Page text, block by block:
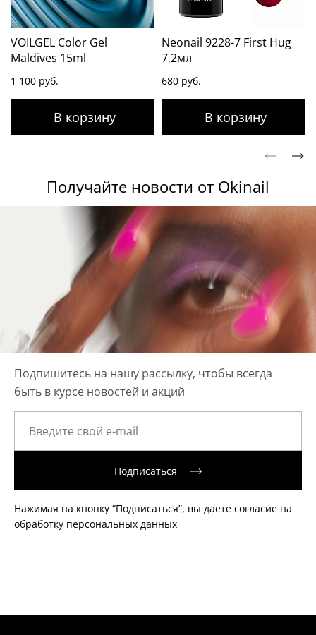
VOILGEL Color Gel
Maldives 15ml
1 100 руб.
Neonail 9228-7 First Hug
7,2мл
680 руб.
Получайте новости от Okinail
Подпишитесь на нашу рассылку, чтобы всегда
быть в курсе новостей и акций
Подписаться
Нажимая на кнопку “Подписаться”, вы даете согласие на
обработку персональных данных